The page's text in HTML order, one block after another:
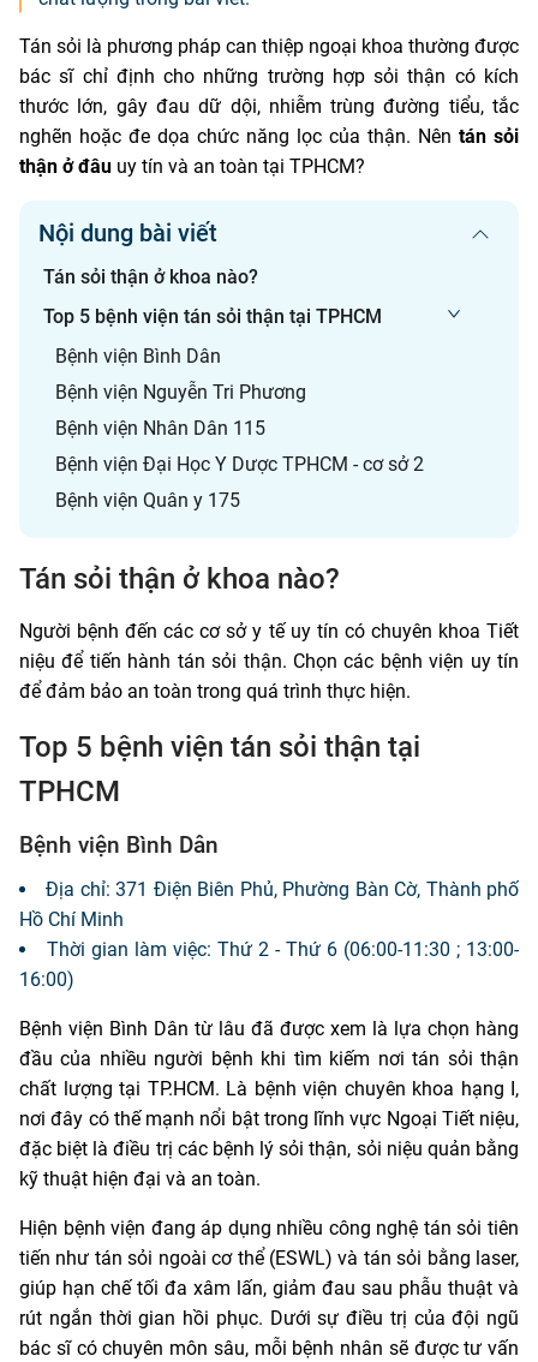
Tán sỏi là phương pháp can thiệp ngoại khoa thường được
bác sĩ chỉ định cho những trường hợp sỏi thận có kích
thước lớn, gây đau dữ dội, nhiễm trùng đường tiểu, tắc
nghẽn hoặc đe dọa chức năng lọc của thận. Nên tán sỏi
thận ở đâu uy tín và an toàn tại TPHCM?
Nội dung bài viết
Tán sỏi thận ở khoa nào?
Top 5 bệnh viện tán sỏi thận tại TPHCM
Bệnh viện Bình Dân
Bệnh viện Nguyễn Tri Phương
Bệnh viện Nhân Dân 115
Bệnh viện Đại Học Y Dược TPHCM - cơ sở 2
Bệnh viện Quân y 175
Tán sỏi thận ở khoa nào?
Người bệnh đến các cơ sở y tế uy tín có chuyên khoa Tiết
niệu để tiến hành tán sỏi thận. Chọn các bệnh viện uy tín
để đảm bảo an toàn trong quá trình thực hiện.
Top 5 bệnh viện tán sỏi thận tại
TPHCM
Bệnh viện Bình Dân
Địa chỉ: 371 Điện Biên Phủ, Phường Bàn Cờ, Thành phố
Hồ Chí Minh
Thời gian làm việc: Thứ 2 - Thứ 6 (06:00-11:30 ; 13:00-
16:00)
Bệnh viện Bình Dân từ lâu đã được xem là lựa chọn hàng
đầu của nhiều người bệnh khi tìm kiếm nơi tán sỏi thận
chất lượng tại TP.HCM. Là bệnh viện chuyên khoa hạng I,
nơi đây có thế mạnh nổi bật trong lĩnh vực Ngoại Tiết niệu,
đặc biệt là điều trị các bệnh lý sỏi thận, sỏi niệu quản bằng
kỹ thuật hiện đại và an toàn.
Hiện bệnh viện đang áp dụng nhiều công nghệ tán sỏi tiên
tiến như tán sỏi ngoài cơ thể (ESWL) và tán sỏi bằng laser,
giúp hạn chế tối đa xâm lấn, giảm đau sau phẫu thuật và
rút ngắn thời gian hồi phục. Dưới sự điều trị của đội ngũ
bác sĩ có chuyên môn sâu, mỗi bệnh nhân sẽ được tư vấn